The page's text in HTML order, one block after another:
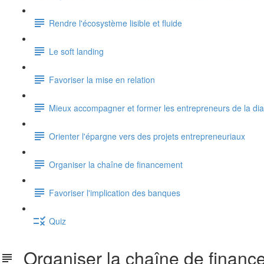
Rendre l'écosystème lisible et fluide
Le soft landing
Favoriser la mise en relation
Mieux accompagner et former les entrepreneurs de la
Orienter l'épargne vers des projets entrepreneuriaux
Organiser la chaîne de financement
Favoriser l'implication des banques
Quiz
Organiser la chaîne de